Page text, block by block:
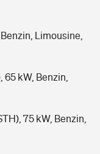
Limousine,
65 kW, Benzin,
75 kW, Benzin,